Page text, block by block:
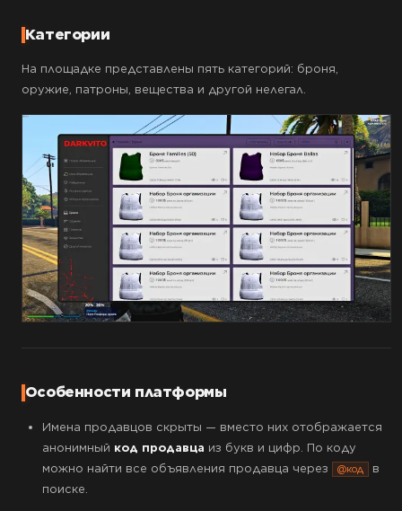
Категории
На площадке представлены пять категорий: броня,
оружие, патроны, вещества и другой нелегал.
Особенности платформы
Имена продавцов скрыты — вместо них отображается
анонимный код продавца из букв и цифр. По коду
можно найти все объявления продавца через
@код
в
поиске.